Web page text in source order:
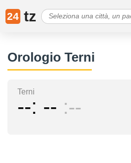
24 tz
Orologio Terni
Terni
-- -- --